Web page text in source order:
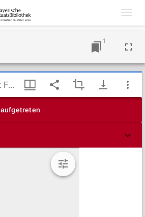
1
TypeError: Failed to fetch